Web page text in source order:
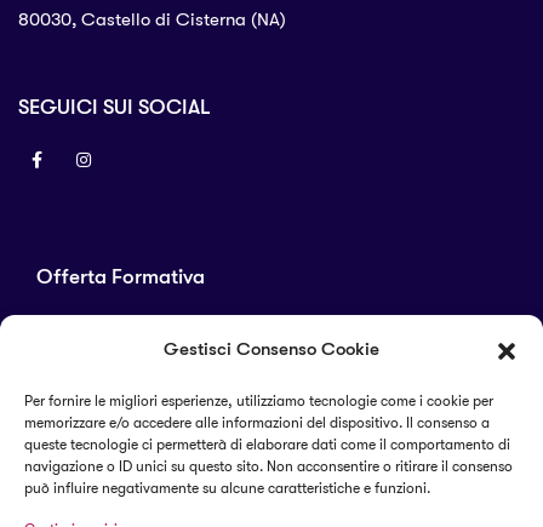
Gestisci Consenso Cookie
Per fornire le migliori esperienze, utilizziamo tecnologie come i cookie per
memorizzare e/o accedere alle informazioni del dispositivo. Il consenso a
queste tecnologie ci permetterà di elaborare dati come il comportamento di
navigazione o ID unici su questo sito. Non acconsentire o ritirare il consenso
può influire negativamente su alcune caratteristiche e funzioni.
Offerta Formativa
Corsi di perfezionamento
Alta formazione
80030, Castello di Cisterna (NA)
SEGUICI SUI SOCIAL